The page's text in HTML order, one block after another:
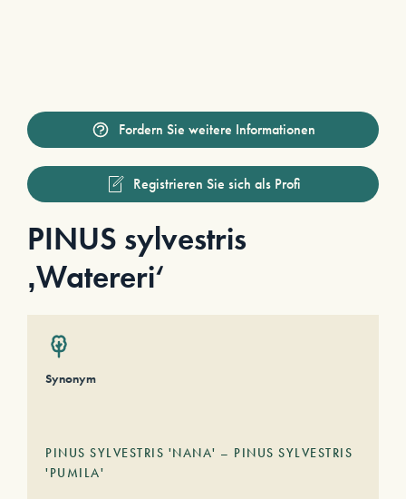
Fordern Sie weitere Informationen
Registrieren Sie sich als Profi
PINUS sylvestris
‚Watereri‘
Synonym
PINUS SYLVESTRIS 'NANA' – PINUS SYLVESTRIS
'PUMILA'